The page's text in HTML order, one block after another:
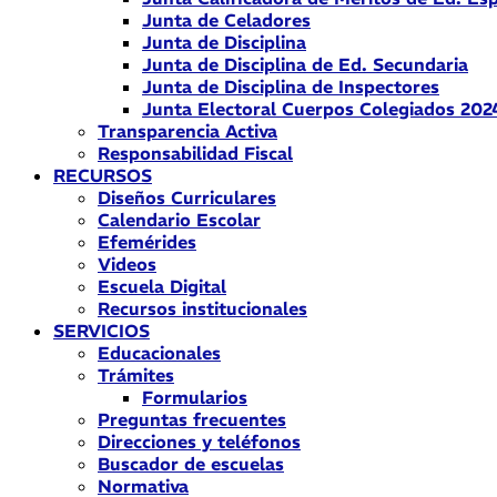
Junta de Celadores
Junta de Disciplina
Junta de Disciplina de Ed. Secundaria
Junta de Disciplina de Inspectores
Junta Electoral Cuerpos Colegiados
Transparencia Activa
Responsabilidad Fiscal
RECURSOS
Diseños Curriculares
Calendario Escolar
Efemérides
Videos
Escuela Digital
Recursos institucionales
SERVICIOS
Educacionales
Trámites
Formularios
Preguntas frecuentes
Direcciones y teléfonos
Buscador de escuelas
Normativa